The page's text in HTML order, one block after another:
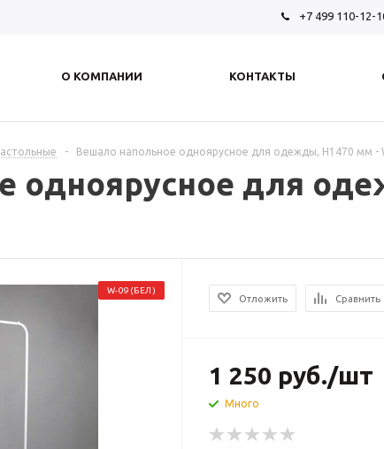
+7 499 110-12-
О КОМПАНИИ КОНТАКТЫ
- Вешало напольное одноярусное для одежды, H1470 мм -
одноярусное для
W-09(БЕЛ)
Отложить Сравнить
1 250 руб./шт
Много